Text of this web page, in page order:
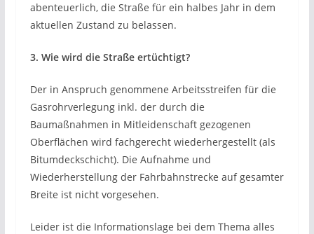
abenteuerlich, die Straße für ein halbes Jahr in dem
aktuellen Zustand zu belassen.
3. Wie wird die Straße ertüchtigt?
Der in Anspruch genommene Arbeitsstreifen für die
Gasrohrverlegung inkl. der durch die
Baumaßnahmen in Mitleidenschaft gezogenen
Oberflächen wird fachgerecht wiederhergestellt (als
Bitumdeckschicht). Die Aufnahme und
Wiederherstellung der Fahrbahnstrecke auf gesamter
Breite ist nicht vorgesehen.
Leider ist die Informationslage bei dem Thema alles